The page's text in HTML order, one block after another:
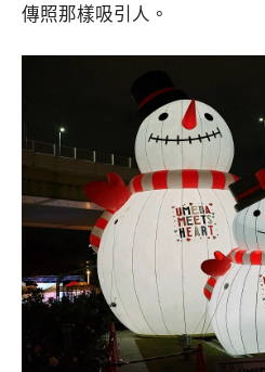
傳照那樣吸引人。